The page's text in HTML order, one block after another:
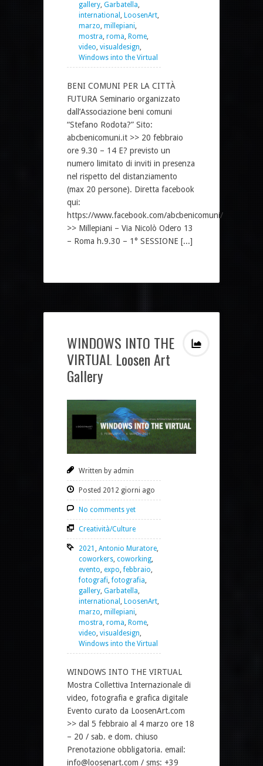
gallery, Garbatella,
international , LoosenArt,
marzo, millepiani,
mostra, roma, Rome,
video, visualdesign,
Windows into the Virtual
BENI COMUNI PER LA CITTÀ
FUTURA Seminario organizzato
dall’Associazione beni comuni
“Stefano Rodota?” Sito:
abcbenicomuni.it >> 20 febbraio
ore 9.30 – 14 E? previsto un
numero limitato di inviti in presenza
nel rispetto del distanziamento
(max 20 persone). Diretta facebook
qui:
https://www.facebook.com/abcbenicomuni/
>> Millepiani – Via Nicolò Odero 13
– Roma h.9.30 – 1° SESSIONE [...]
WINDOWS INTO THE
VIRTUAL Loosen Art
Gallery
Written by admin
Posted 2012 giorni ago
No comments yet
Creatività/Culture
2021 Antonio Muratore
coworkers coworking
evento expo ,febbraio
fotografi ,fotografia
gallery Garbatella
international
LoosenArt
marzo millepiani
mostra roma Rome
video visualdesign
Windows into the Virtual
WINDOWS INTO THE VIRTUAL
Mostra Collettiva Internazionale di
video, fotografia e grafica digitale
Evento curato da LoosenArt.com
>> dal 5 febbraio al 4 marzo ore 18
– 20 / sab. e dom. chiuso
Prenotazione obbligatoria. email:
info@loosenart.com / sms: +39